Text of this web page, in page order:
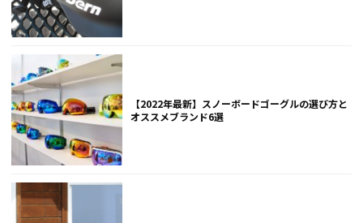
【2022年最新】スノーボードゴーグルの選び方と
オススメブランド6選